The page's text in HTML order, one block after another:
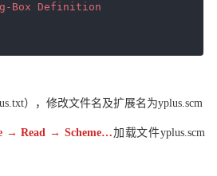
Box Definition
），修改文件名及扩展名为yplus.scm
→ Read → Scheme…加载文件yplus.scm